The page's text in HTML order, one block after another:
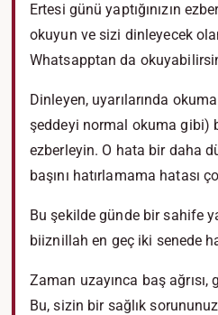
Ertesi günü yaptığınızın
okuyun ve sizi dinleyecek
Whatsapptan da
Dinleyen, uyarılarında
şeddeyi normal okuma gibi)
ezberleyin. O hata bir daha
başını hatırlamama hatası
Bu şekilde günde bir sahife
biiznillah en geç iki senede
Zaman uzayınca baş
Bu, sizin bir sağlık